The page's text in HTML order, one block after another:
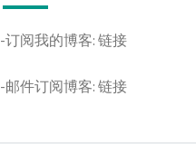
-订阅我的博客: 链接
-邮件订阅博客: 链接